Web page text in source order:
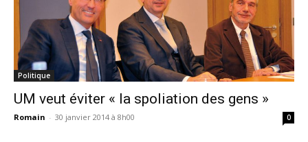
Politique
UM veut éviter « la spoliation des gens »
Romain - 30 janvier 2014 à 8h00 0